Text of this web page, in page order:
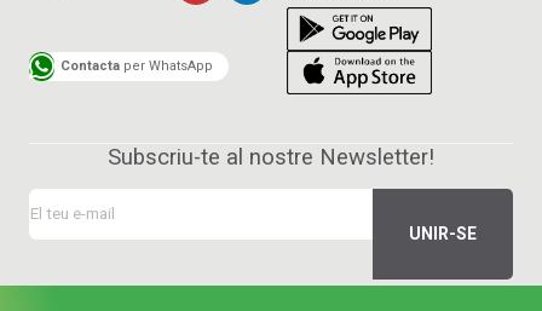
Contacta per WhatsApp
Subscriu-te al nostre Newsletter!